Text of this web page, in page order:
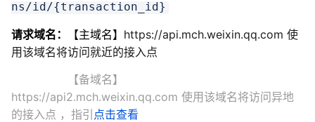
ns/id/{transaction_id}
请求域名： 【主域名】 https://api.mch.weixin.qq.com 使
用该域名将访问就近的接入点
【备域名】
https://api2.mch.weixin.qq.com 使用该域名将访问异地
的接入点 ，指引 点击查看